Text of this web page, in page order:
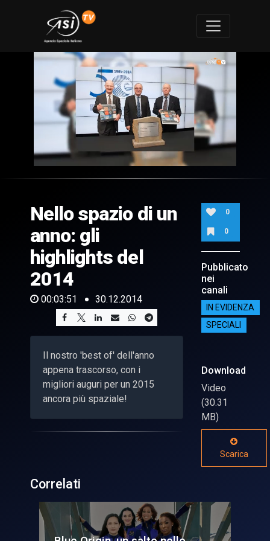
of
51
seconds
Nello spazio di un
anno: gli
highlights del
2014
00:03:51 30.12.2014
Il nostro 'best of' dell'anno
appena trascorso, con i
migliori auguri per un 2015
ancora più spaziale!
0
0
Pubblicato
nei
canali
IN EVIDENZA
SPECIALI
Download
Video
(30.31
MB)
Scarica
Correlati